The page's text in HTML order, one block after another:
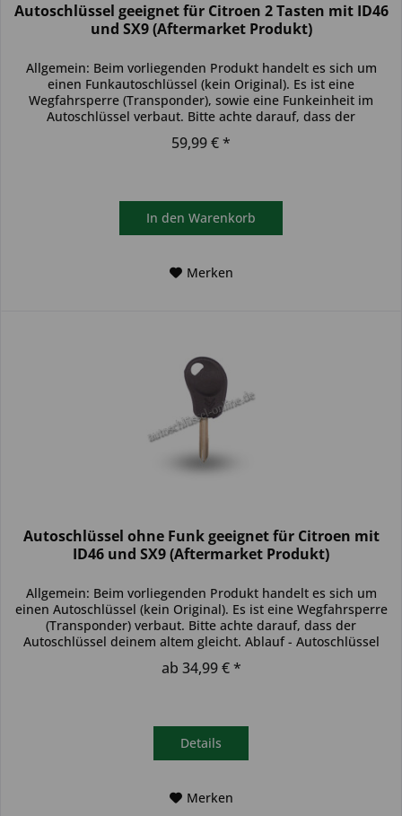
Autoschlüssel geeignet für Citroen 2 Tasten mit ID46
und SX9 (Aftermarket Produkt)
Allgemein: Beim vorliegenden Produkt handelt es sich um
einen Funkautoschlüssel (kein Original). Es ist eine
Wegfahrsperre (Transponder), sowie eine Funkeinheit im
Autoschlüssel verbaut. Bitte achte darauf, dass der
59,99 € *
In den Warenkorb
Merken
Autoschlüssel ohne Funk geeignet für Citroen mit
ID46 und SX9 (Aftermarket Produkt)
Allgemein: Beim vorliegenden Produkt handelt es sich um
einen Autoschlüssel (kein Original). Es ist eine Wegfahrsperre
(Transponder) verbaut. Bitte achte darauf, dass der
Autoschlüssel deinem altem gleicht. Ablauf - Autoschlüssel
ab 34,99 € *
Details
Merken